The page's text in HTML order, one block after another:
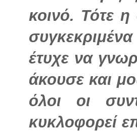
κοινό. Τότε η
έτυχε να
άκουσε και
όλοι οι
κυκλοφορεί